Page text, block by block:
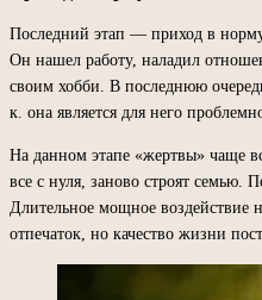
Последний этап — приход в
Он нашел работу, наладил
своим хобби. В последнюю
к. она является для него
На данном этапе «жертвы» чаще
все с нуля, заново строят семью.
Длительное мощное воздействие
отпечаток, но качество жизни